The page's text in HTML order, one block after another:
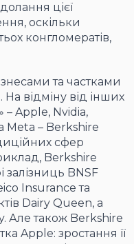
цієї
оскільки
конгломератів,
та частками
На відміну від інших
– Apple, Nvidia,
Meta – Berkshire
сфер
Berkshire
залізниць BNSF
Insurance та
Dairy Queen, а
Але також Berkshire
Apple: зростання її